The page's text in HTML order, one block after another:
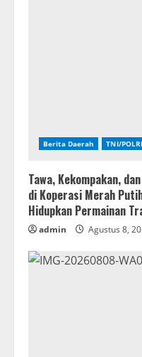
Berita Daerah TNI/POLRI
Tawa, Kekompakan,
di Koperasi Merah
Hidupkan Permainan
admin Agustus 8,